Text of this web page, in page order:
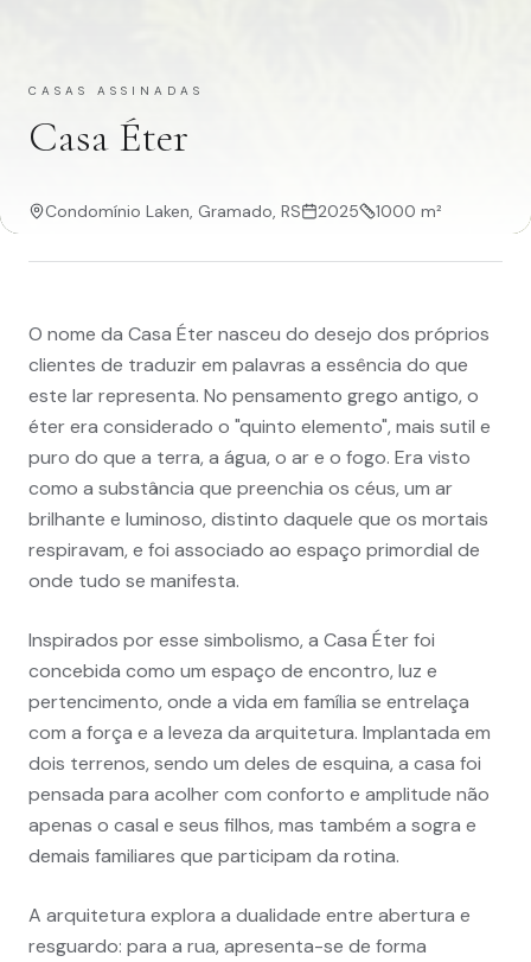
CASAS ASSINADAS
Casa Éter
Condomínio Laken, Gramado, RS 2025 1000 m²
O nome da Casa Éter nasceu do desejo dos próprios
clientes de traduzir em palavras a essência do que
este lar representa. No pensamento grego antigo, o
éter era considerado o "quinto elemento", mais sutil e
puro do que a terra, a água, o ar e o fogo. Era visto
como a substância que preenchia os céus, um ar
brilhante e luminoso, distinto daquele que os mortais
respiravam, e foi associado ao espaço primordial de
onde tudo se manifesta.
Inspirados por esse simbolismo, a Casa Éter foi
concebida como um espaço de encontro, luz e
pertencimento, onde a vida em família se entrelaça
com a força e a leveza da arquitetura. Implantada em
dois terrenos, sendo um deles de esquina, a casa foi
pensada para acolher com conforto e amplitude não
apenas o casal e seus filhos, mas também a sogra e
demais familiares que participam da rotina.
A arquitetura explora a dualidade entre abertura e
resguardo: para a rua, apresenta-se de forma